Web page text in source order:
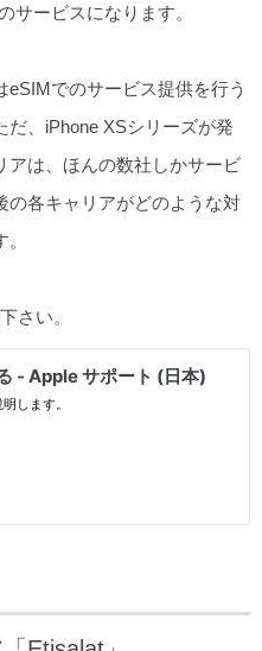
サービスになります。
でのサービス提供を行う
だ、iPhone XSシリーズが発
アは、ほんの数社しかサービ
の各キャリアがどのような対
さい。